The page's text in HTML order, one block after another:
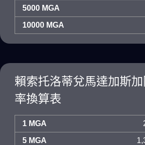
5000 MGA
10000 MGA
賴索托洛蒂兌馬達加斯
率換算表
1 MGA
5 MGA